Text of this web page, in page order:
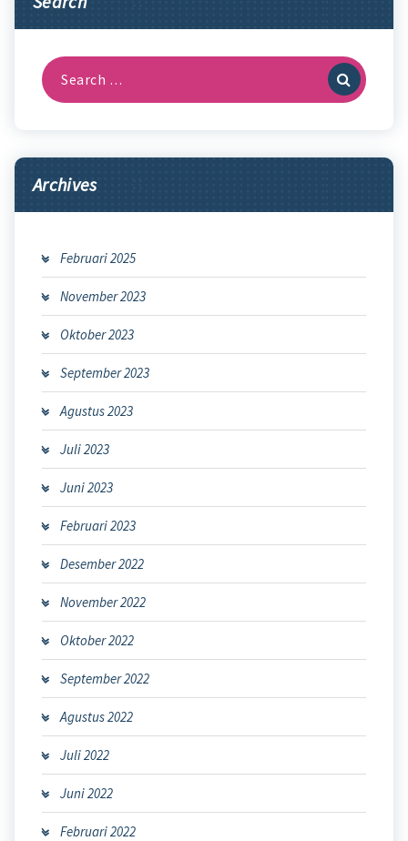
Search
for:
Archives
Februari 2025
November 2023
Oktober 2023
September 2023
Agustus 2023
Juli 2023
Juni 2023
Februari 2023
Desember 2022
November 2022
Oktober 2022
September 2022
Agustus 2022
Juli 2022
Juni 2022
Februari 2022